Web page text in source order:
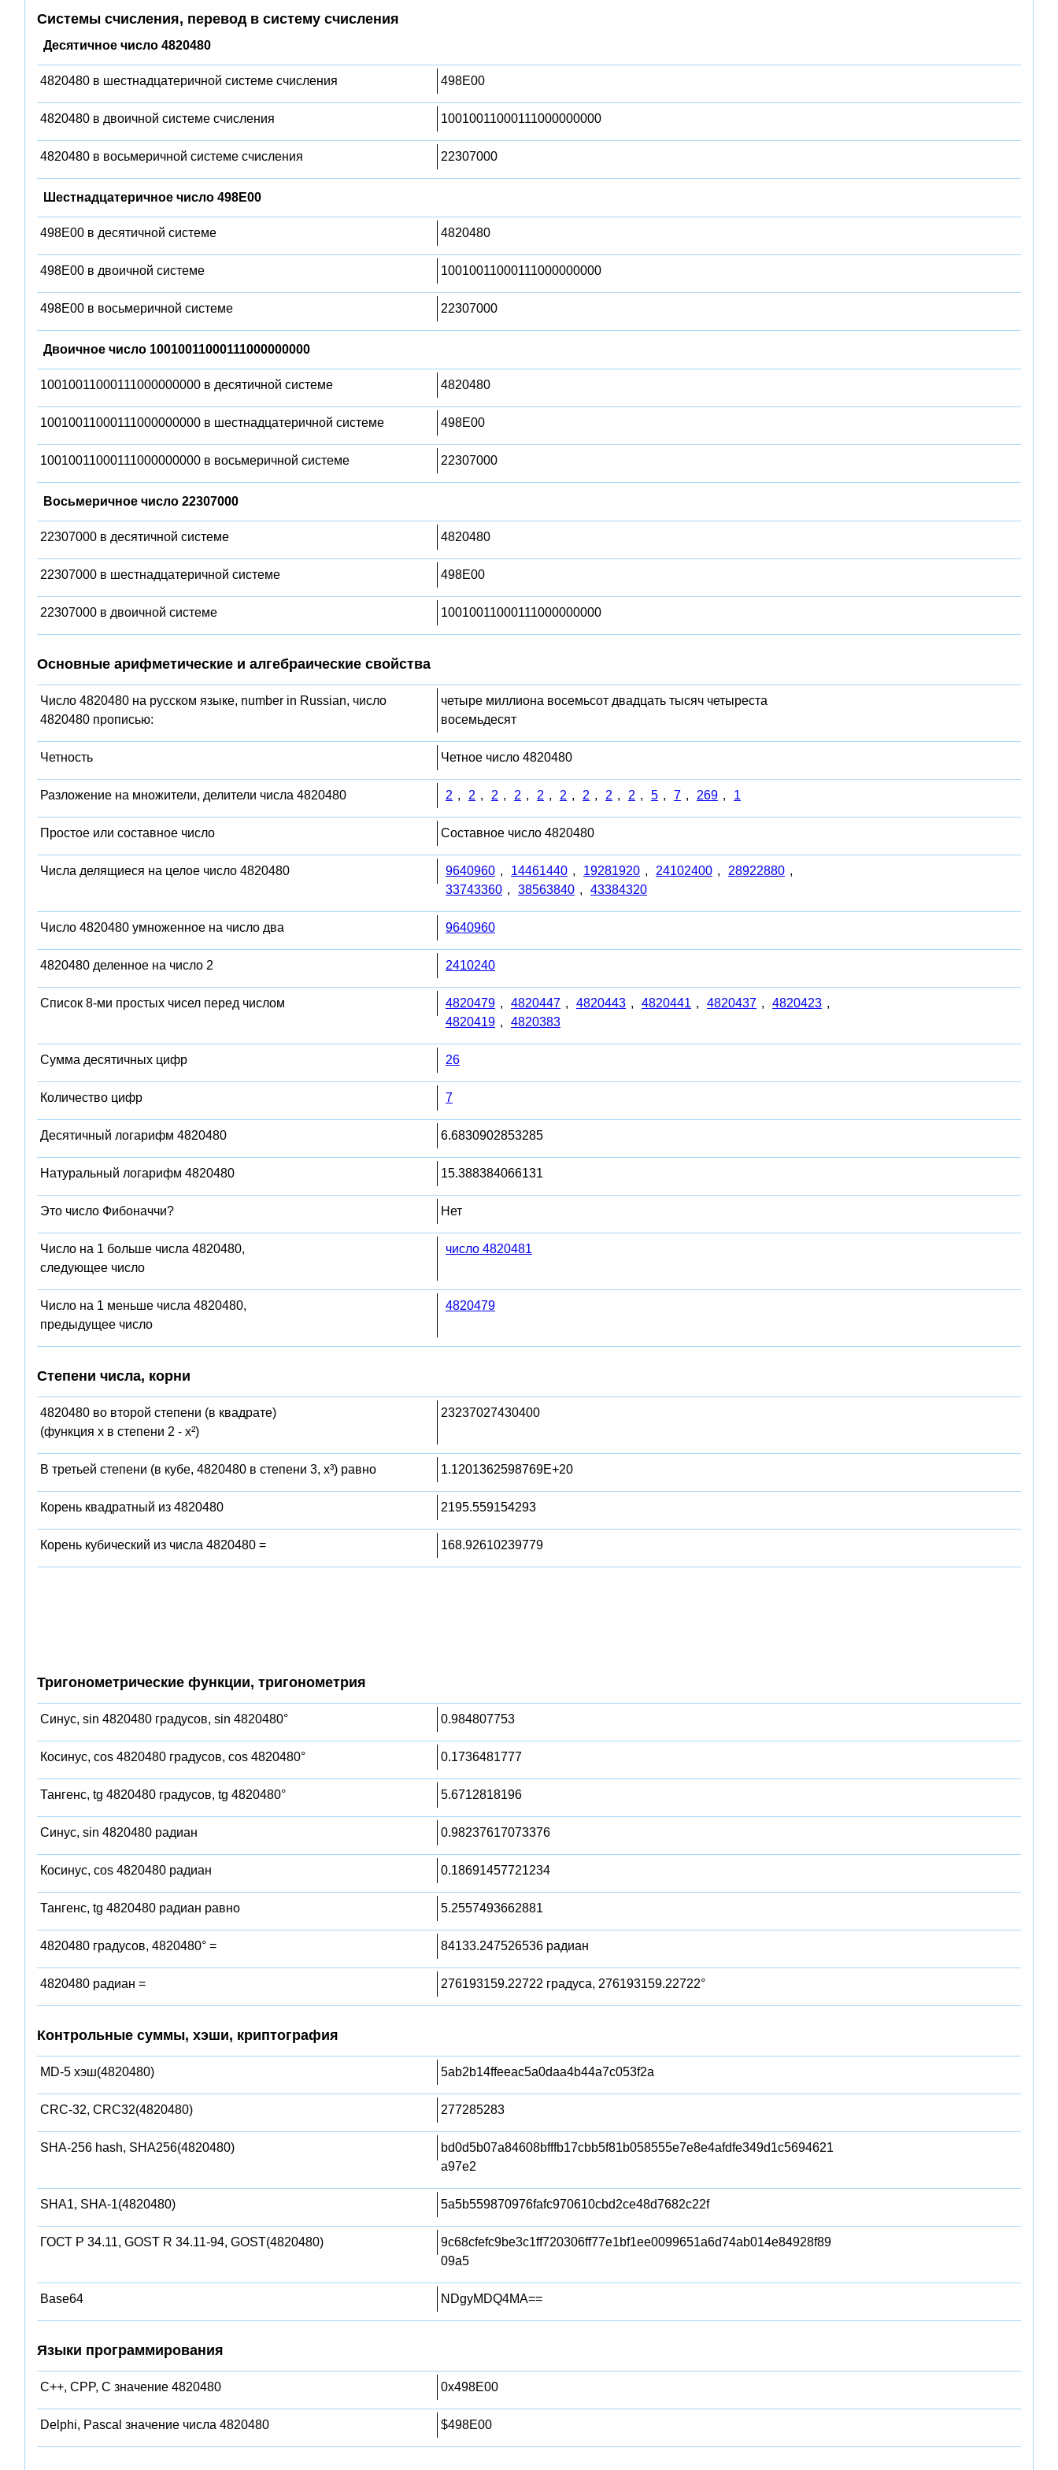
Системы счисления, перевод в систему счисления
Десятичное число 4820480
4820480 в шестнадцатеричной системе счисления 498E00
4820480 в двоичной системе счисления 10010011000111000000000
4820480 в восьмеричной системе счисления 22307000
Шестнадцатеричное число 498E00
498E00 в десятичной системе 4820480
498E00 в двоичной системе 10010011000111000000000
498E00 в восьмеричной системе 22307000
Двоичное число 10010011000111000000000
10010011000111000000000 в десятичной системе 4820480
10010011000111000000000 в шестнадцатеричной системе 498E00
10010011000111000000000 в восьмеричной системе 22307000
Восьмеричное число 22307000
22307000 в десятичной системе 4820480
22307000 в шестнадцатеричной системе 498E00
22307000 в двоичной системе 10010011000111000000000
Основные арифметические и алгебраические свойства
Число 4820480 на русском языке, number in Russian, число
4820480 прописью:
четыре миллиона восемьсот двадцать тысяч четыреста
восемьдесят
Четность Четное число 4820480
Разложение на множители, делители числа 4820480 2 , 2 , 2 , 2 , 2 , 2 , 2 , 2 , 2 , 5 , 7 , 269 , 1
Простое или составное число Составное число 4820480
Числа делящиеся на целое число 4820480 9640960 , 14461440 , 19281920 , 24102400 , 28922880 ,
33743360 , 38563840 , 43384320
Число 4820480 умноженное на число два 9640960
4820480 деленное на число 2 2410240
Список 8-ми простых чисел перед числом 4820479 , 4820447 , 4820443 , 4820441 , 4820437 , 4820423 ,
4820419 , 4820383
Сумма десятичных цифр 26
Количество цифр 7
Десятичный логарифм 4820480 6.6830902853285
Натуральный логарифм 4820480 15.388384066131
Это число Фибоначчи? Нет
Число на 1 больше числа 4820480,
следующее число
число 4820481
Число на 1 меньше числа 4820480,
предыдущее число
4820479
Степени числа, корни
4820480 во второй степени (в квадрате)
(функция x в степени 2 - x²)
23237027430400
В третьей степени (в кубе, 4820480 в степени 3, x³) равно 1.1201362598769E+20
Корень квадратный из 4820480 2195.559154293
Корень кубический из числа 4820480 = 168.92610239779
Тригонометрические функции, тригонометрия
Синус, sin 4820480 градусов, sin 4820480° 0.984807753
Косинус, cos 4820480 градусов, cos 4820480° 0.1736481777
Тангенс, tg 4820480 градусов, tg 4820480° 5.6712818196
Синус, sin 4820480 радиан 0.98237617073376
Косинус, cos 4820480 радиан 0.18691457721234
Тангенс, tg 4820480 радиан равно 5.2557493662881
4820480 градусов, 4820480° = 84133.247526536 радиан
4820480 радиан = 276193159.22722 градуса, 276193159.22722°
Контрольные суммы, хэши, криптография
MD-5 хэш(4820480) 5ab2b14ffeeac5a0daa4b44a7c053f2a
CRC-32, CRC32(4820480) 277285283
SHA-256 hash, SHA256(4820480)
bd0d5b07a84608bfffb17cbb5f81b058555e7e8e4afdfe349d1c5694621
a97e2
SHA1, SHA-1(4820480) 5a5b559870976fafc970610cbd2ce48d7682c22f
ГОСТ Р 34.11, GOST R 34.11-94, GOST(4820480)
9c68cfefc9be3c1ff720306ff77e1bf1ee0099651a6d74ab014e84928f89
09a5
Base64 NDgyMDQ4MA==
Языки программирования
C++, CPP, C значение 4820480 0x498E00
Delphi, Pascal значение числа 4820480 $498E00